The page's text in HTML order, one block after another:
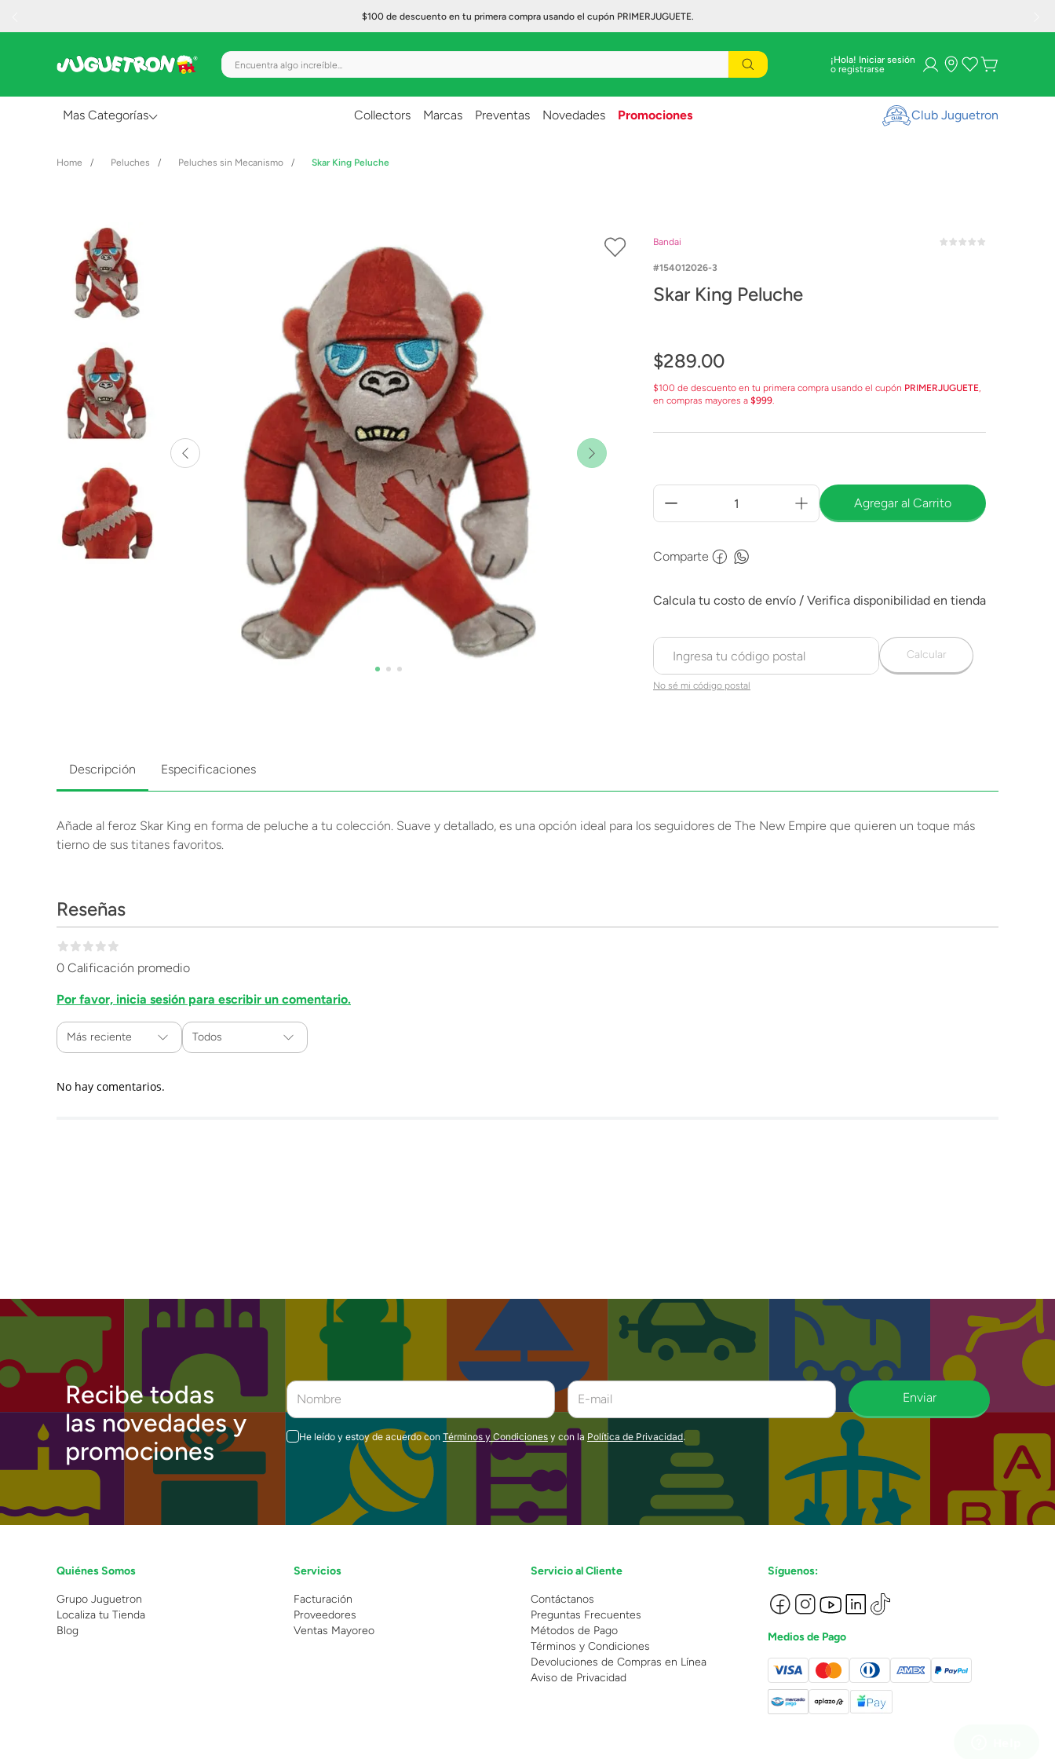
$100 de descuento en tu primera compra usando el cupón PRIMERJUGUETE.
Encuentra algo increíble... ¡Hola! Iniciar sesión
Mas Categorías
Creatividad y Arte
Figuras de Acción
Gadgets y Electrónicos
Lanzadores
Muñecas
Construcción
Vehículos y Pistas
Collectors Marcas Preventas Novedades Promociones Club Juguetron
Peluches Peluches sin Mecanismo Skar King Peluche
Bandai
154012026-3
Skar King Peluche
$289.00
$100 de descuento en tu primera compra usando el cupón PRIMERJUGUETE,
en compras mayores a $999.
Agregar al Carrito
Comparte
No sé mi código postal
Calcular
Descripción Especificaciones
Añade al feroz Skar King en forma de peluche a tu colección. Suave y detallado, es una opción ideal para los seguidores de The New Empire que quieren un toque más
tierno de sus titanes favoritos.
Reseñas
0 Calificación promedio
Por favor, inicia sesión para escribir un comentario.
Más reciente Todos
No hay comentarios.
Recibe todas
las novedades y
promociones
Enviar
He leído y estoy de acuerdo con Términos y Condiciones y con la Política de Privacidad.
Quiénes Somos
Grupo Juguetron
Localiza tu Tienda
Blog
Servicios
Facturación
Proveedores
Ventas Mayoreo
Servicio al Cliente
Contáctanos
Preguntas Frecuentes
Métodos de Pago
Términos y Condiciones
Devoluciones de Compras en Línea
Aviso de Privacidad
Síguenos:
Medios de Pago